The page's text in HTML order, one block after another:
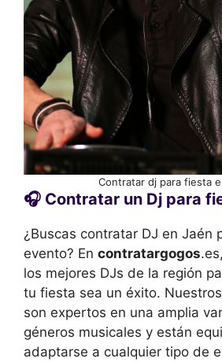
Contratar dj para fiesta
🎧 Contratar un Dj para
¿Buscas contratar DJ en Jaén
evento? En contratargogos
los mejores DJs de la región
tu fiesta sea un éxito.
son expertos en una amplia
géneros musicales y están
adaptarse a cualquier tipo de